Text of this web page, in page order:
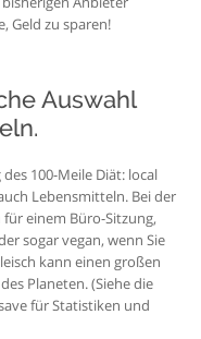
Geld zu sparen!
Auswahl
100-Meile Diät: local
Lebensmitteln. Bei der
einem Büro-Sitzung,
sogar vegan, wenn Sie
kann einen großen
Planeten. (Siehe die
für Statistiken und